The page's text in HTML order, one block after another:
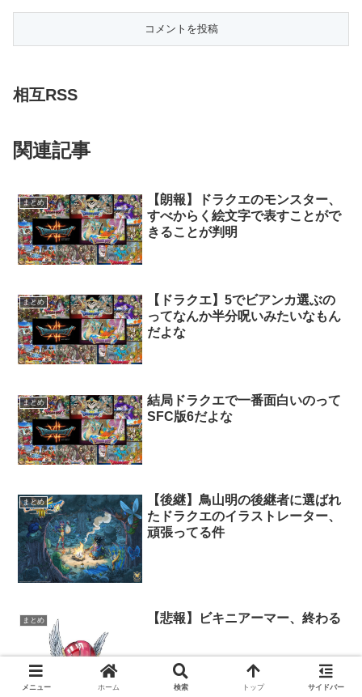
相互RSS
関連記事
まとめ
【朗報】ドラクエのモンスター、
すべからく絵文字で表すことがで
きることが判明
まとめ
【ドラクエ】5でビアンカ選ぶの
ってなんか半分呪いみたいなもん
だよな
まとめ
結局ドラクエで一番面白いのって
SFC版6だよな
まとめ
【後継】鳥山明の後継者に選ばれ
たドラクエのイラストレーター、
頑張ってる件
まとめ 【悲報】ビキニアーマー、終わる
メニュー ホーム 検索 トップ サイドバー